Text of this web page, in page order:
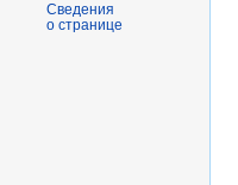
Сведения
о странице